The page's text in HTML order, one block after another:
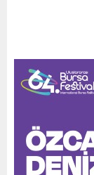
Üst
Isınıyor